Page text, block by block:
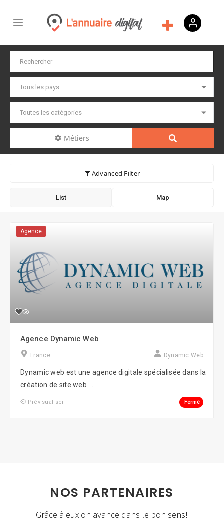
Métiers
Advanced Filter
List Map
Agence
Agence Dynamic Web
France Dynamic Web
Dynamic web est une agence digitale spécialisée dans la
création de site web ...
Prévisualiser Fermé
NOS PARTENAIRES
Grâce à eux on avance dans le bon sens!